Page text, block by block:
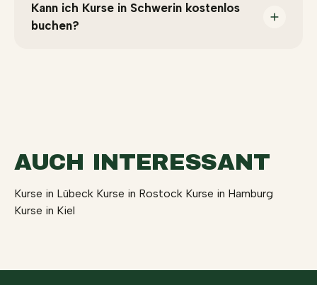
Kann ich Kurse in Schwerin kostenlos
buchen?
AUCH INTERESSANT
Kurse in Lübeck Kurse in Rostock Kurse in Hamburg
Kurse in Kiel